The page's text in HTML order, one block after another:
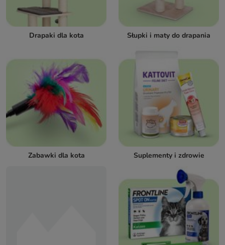
Drapaki dla kota Słupki i maty do drapania
Zabawki dla kota Suplementy i zdrowie